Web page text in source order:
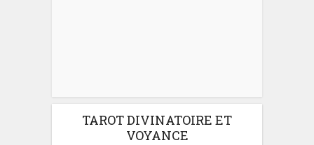
TAROT DIVINATOIRE ET
VOYANCE